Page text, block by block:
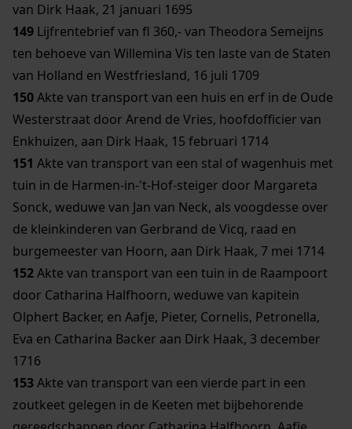
van Dirk Haak, 21 januari 1695
149 Lijfrentebrief van fl 360,- van Theodora Semeijns
ten behoeve van Willemina Vis ten laste van de Staten
van Holland en Westfriesland, 16 juli 1709
150Akte van transport van een huis en erf in de Oude
Westerstraat door Arend de Vries, hoofdofficier van
Enkhuizen, aan Dirk Haak, 15 februari 1714
151 Akte van transport van een stal of wagenhuis met
tuin in de Harmen-in-'t-Hof-steiger door Margareta
Sonck, weduwe van Jan van Neck, als voogdesse over
de kleinkinderen van Gerbrand de Vicq, raad en
burgemeester van Hoorn, aan Dirk Haak, 7 mei 1714
152Akte van transport van een tuin in de Raampoort
door Catharina Halfhoorn, weduwe van kapitein
Olphert Backer, en Aafje, Pieter, Cornelis, Petronella,
Eva en Catharina Backer aan Dirk Haak, 3 december
1716
153Akte van transport van een vierde part in een
zoutkeet gelegen in de Keeten met bijbehorende